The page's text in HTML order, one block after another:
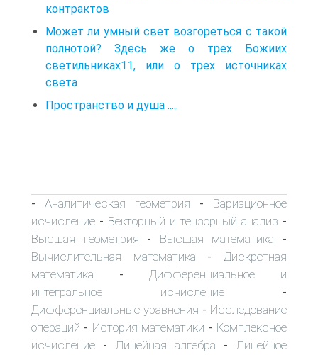
контрактов
Может ли умный свет возгореться с такой
полнотой? Здесь же о трех Божиих
светильниках11, или о трех источниках
света
Пространство и душа .....
- Аналитическая геометрия - Вариационное
исчисление - Векторный и тензорный анализ -
Высшая геометрия - Высшая математика -
Вычислительная математика -Дискретная
математика - Дифференциальное и
интегральное исчисление -
Дифференциальные уравнения - Исследование
операций - История математики - Комплексное
исчисление - Линейная алгебра - Линейное